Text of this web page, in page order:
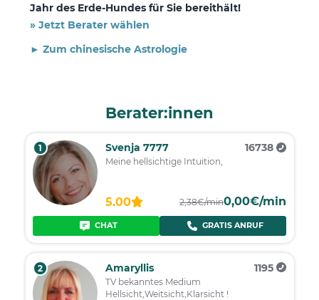
Jahr des Erde-Hundes für Sie bereithält!
» Jetzt Berater wählen
► Zum chinesische Astrologie
Berater:innen
1 Svenja 7777 16738
Meine hellsichtige Intuition,
5.00 2,38€/min0,00€/min
CHAT GRATIS ANRUF
2 Amaryllis 1195
TV bekanntes Medium
Hellsicht,Weitsicht,Klarsicht !